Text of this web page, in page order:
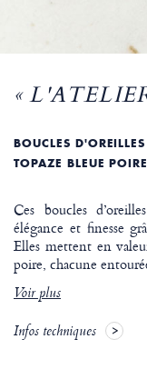
«
BOUCLES
TOPAZE BLEUE
Ces boucles
élégance et finesse
Elles mettent en
poire, chacune
Voir plus
Infos techniques